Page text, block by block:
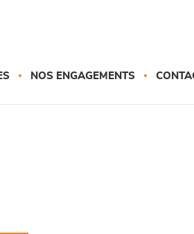
NOS ENGAGEMENTS